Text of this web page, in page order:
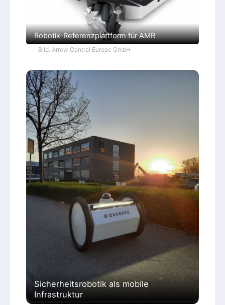
Robotik-Referenzplattform für AMR
Bild: Arrow Central Europe GmbH
Sicherheitsrobotik als mobile
Infrastruktur